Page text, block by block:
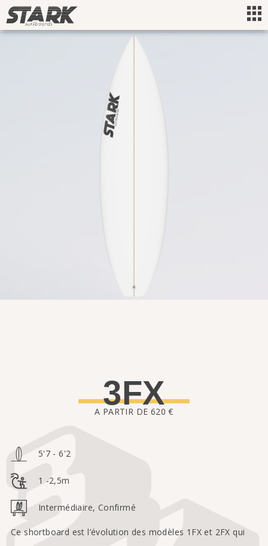
3FX
A PARTIR DE 620 €
5'7 - 6'2
1 -2,5m
Intermédiaire, Confirmé
Ce shortboard est l’évolution des modèles 1FX et 2FX qui